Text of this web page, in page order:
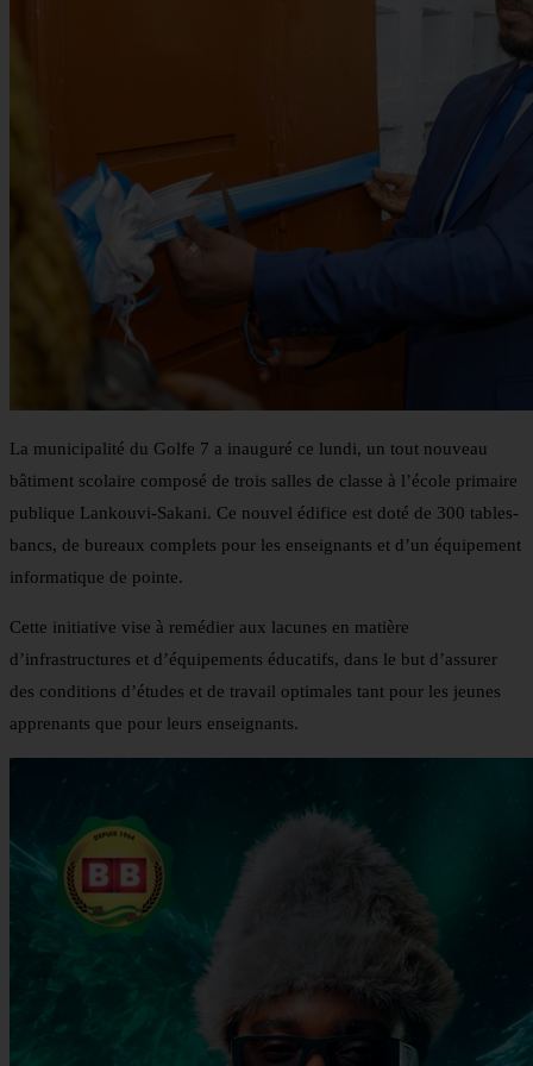
La municipalité du Golfe 7 a inauguré ce lundi, un tout nouveau
bâtiment scolaire composé de trois salles de classe à l’école primaire
publique Lankouvi-Sakani. Ce nouvel édifice est doté de 300 tables-
bancs, de bureaux complets pour les enseignants et d’un équipement
informatique de pointe.
Cette initiative vise à remédier aux lacunes en matière
d’infrastructures et d’équipements éducatifs, dans le but d’assurer
des conditions d’études et de travail optimales tant pour les jeunes
apprenants que pour leurs enseignants.